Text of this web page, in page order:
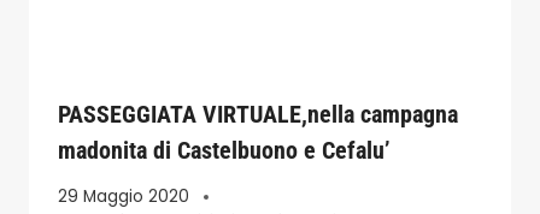
PASSEGGIATA VIRTUALE,nella campagna
madonita di Castelbuono e Cefalu’
29 Maggio 2020